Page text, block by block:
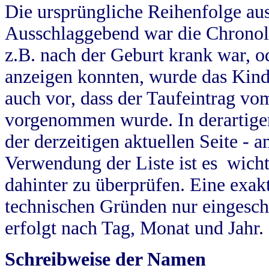
Die ursprüngliche Reihenfolge
Ausschlaggebend war die
z.B. nach der Geburt krank war,
anzeigen konnten, wurde das
auch vor, dass der Taufeintrag
vorgenommen wurde. In
der derzeitigen aktuellen Seite -
Verwendung der Liste ist es
dahinter zu überprüfen. Eine
technischen Gründen nur
erfolgt nach Tag, Monat und Jahr.
Schreibweise der Namen